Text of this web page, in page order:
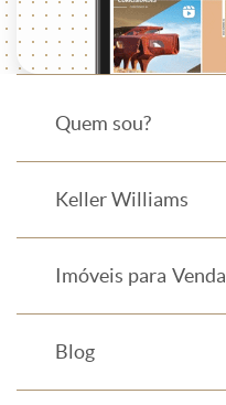
Quem sou?
Keller Williams
Imóveis para Venda
Blog